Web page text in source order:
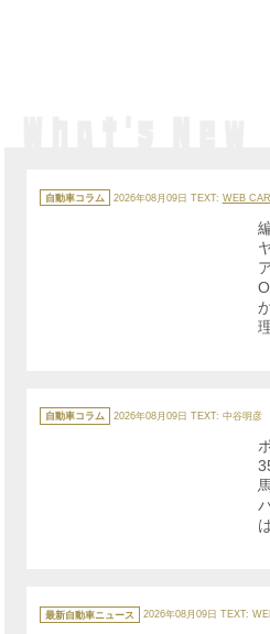
テ
ゴ
自動車コラム 2026年08月09日 TEXT: WEB
テ
ゴ
自動車コラム 2026年08月09日 TEXT: 中谷明彦
テ
ゴ
最新自動車ニュース 2026年08月09日 TEXT: